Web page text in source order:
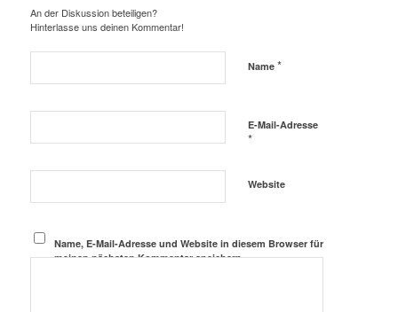
An der Diskussion beteiligen?
Hinterlasse uns deinen Kommentar!
Name *
E-Mail-Adresse
*
Website
Name, E-Mail-Adresse und Website in diesem Browser für
meinen nächsten Kommentar speichern.